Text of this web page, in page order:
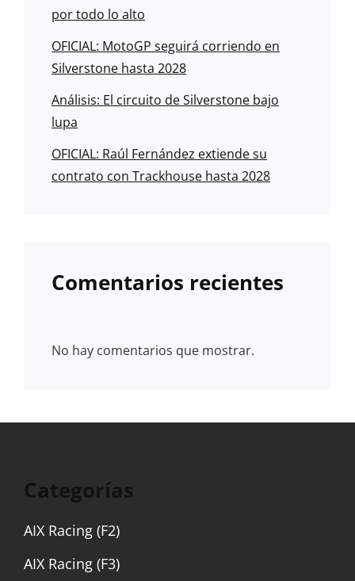
por todo lo alto
OFICIAL: MotoGP seguirá corriendo en
Silverstone hasta 2028
Análisis: El circuito de Silverstone bajo
lupa
OFICIAL: Raúl Fernández extiende su
contrato con Trackhouse hasta 2028
Comentarios recientes
No hay comentarios que mostrar.
Categorías
AIX Racing (F2)
AIX Racing (F3)